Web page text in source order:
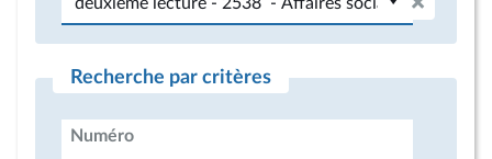
Recherche par critères
Numéro